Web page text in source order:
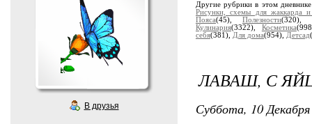
В друзья
Другие рубрики в этом
Рисунки, схемы для жаккарда
Пояса(45), Полезности(320),
Кулинария(3322), Косметика
себя(381), Для дома(954), Детсад
ЛАВАШ, С
Суббота, 10